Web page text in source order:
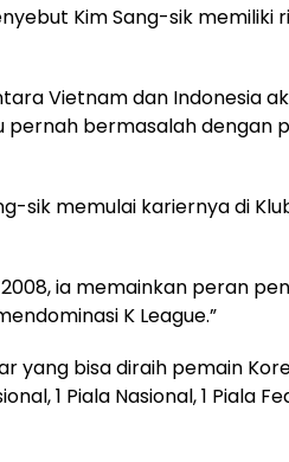
Kim Sang-sik memiliki
Vietnam dan Indonesia
pernah bermasalah dengan
sik memulai kariernya di
2008, ia memainkan peran
K League.”
yang bisa diraih pemain
1 Piala Nasional, 1 Piala